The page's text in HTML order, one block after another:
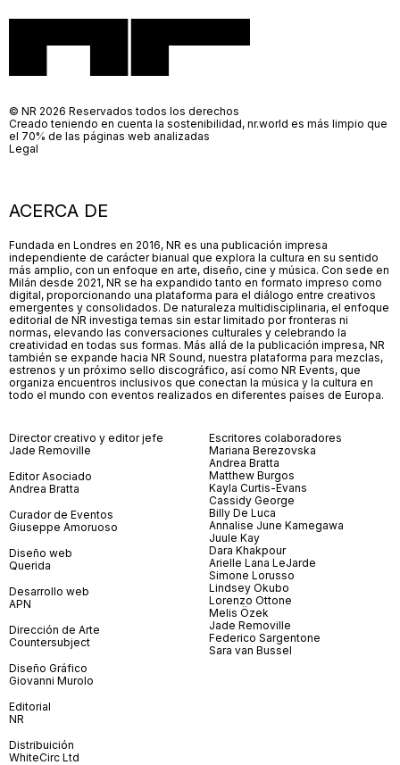
ACERCA DE
Fundada en Londres en 2016, NR es una publicación impresa
independiente de carácter bianual que explora la cultura en su sentido
más amplio, con un enfoque en arte, diseño, cine y música. Con sede en
Milán desde 2021, NR se ha expandido tanto en formato impreso como
digital, proporcionando una plataforma para el diálogo entre creativos
emergentes y consolidados. De naturaleza multidisciplinaria, el enfoque
editorial de NR investiga temas sin estar limitado por fronteras ni
normas, elevando las conversaciones culturales y celebrando la
creatividad en todas sus formas. Más allá de la publicación impresa, NR
también se expande hacia NR Sound, nuestra plataforma para mezclas,
estrenos y un próximo sello discográfico, así como NR Events, que
organiza encuentros inclusivos que conectan la música y la cultura en
todo el mundo con eventos realizados en diferentes países de Europa.
Director creativo y editor jefe
Jade Removille
Editor Asociado
Andrea Bratta
Curador de Eventos
Giuseppe Amoruoso
Diseño web
Querida
Desarrollo web
APN
Dirección de Arte
Countersubject
Diseño Gráfico
Giovanni Murolo
Editorial
NR
Distribuición
WhiteCirc Ltd
Escritores colaboradores
Mariana Berezovska
Andrea Bratta
Matthew Burgos
Kayla Curtis-Evans
Cassidy George
Billy De Luca
Annalise June Kamegawa
Juule Kay
Dara Khakpour
Arielle Lana LeJarde
Simone Lorusso
Lindsey Okubo
Lorenzo Ottone
Melis Özek
Jade Removille
Federico Sargentone
Sara van Bussel
© NR 2026 Reservados todos los derechos
Creado teniendo en cuenta la sostenibilidad, nr.world es más limpio que
el 70% de las páginas web analizadas
Legal